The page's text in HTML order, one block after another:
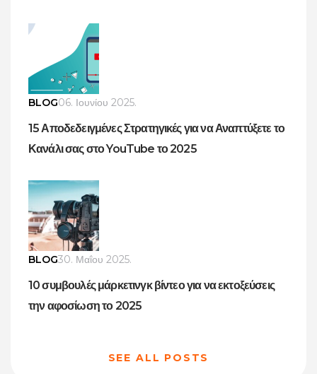
BLOG06. Ιουνίου 2025.
15 Αποδεδειγμένες Στρατηγικές για να Αναπτύξετε το
Κανάλι σας στο YouTube το 2025
BLOG30. Μαΐου 2025.
10 συμβουλές μάρκετινγκ βίντεο για να εκτοξεύσεις
την αφοσίωση το 2025
SEE ALL POSTS